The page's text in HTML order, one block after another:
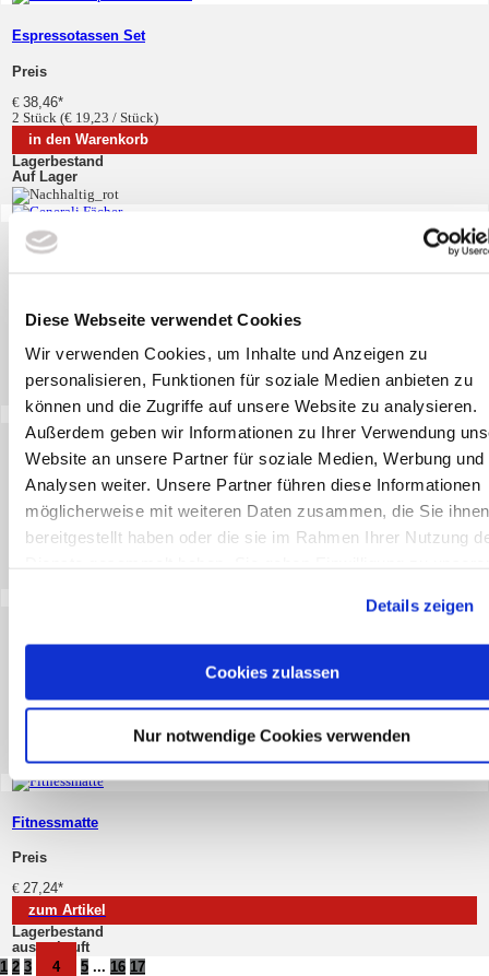
Diese Webseite verwendet Cookies
Wir verwenden Cookies, um Inhalte und Anzeigen zu
personalisieren, Funktionen für soziale Medien anbieten zu
können und die Zugriffe auf unsere Website zu analysieren.
Außerdem geben wir Informationen zu Ihrer Verwendung
Website an unsere Partner für soziale Medien, Werbung und
Analysen weiter. Unsere Partner führen diese Informationen
möglicherweise mit weiteren Daten zusammen, die Sie ihnen
bereitgestellt haben oder die sie im Rahmen Ihrer Nutzung
Details zeigen
Cookies zulassen
Nur notwendige Cookies verwenden
Espressotassen Set
Preis
€ 38,46*
2 Stück (€ 19,23 / Stück)
in den Warenkorb
Lagerbestand
Auf Lager
Fächer
4,58*
Lagerbestand
Auf Lager
Fahrradsattelbezug RPET
Preis
2,48*
in den Warenkorb
9,22*
in den Warenkorb
Auf Lager
Fitnessmatte
Preis
€ 27,24*
zum Artikel
Lagerbestand
ausverkauft
1 2 3 4 5 ... 16 17